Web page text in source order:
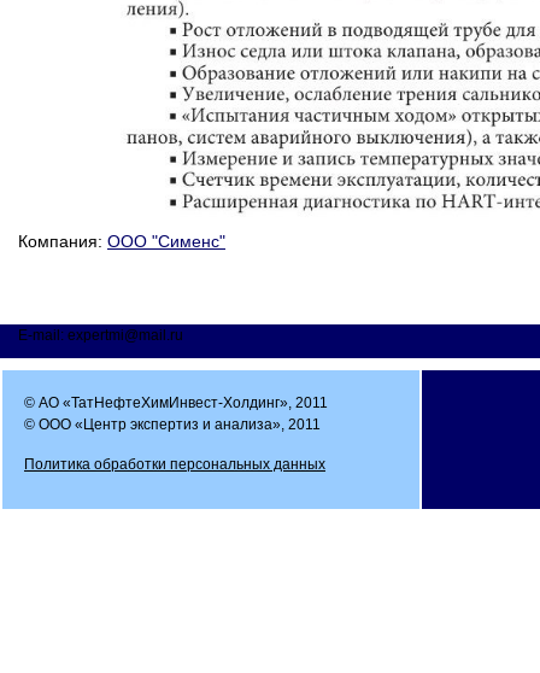
Компания: ООО "Сименс"
E-mail: expertmi@mail.ru
© АО «ТатНефтеХимИнвест-Холдинг», 2011
© ООО «Центр экспертиз и анализа», 2011
Политика обработки персональных данных